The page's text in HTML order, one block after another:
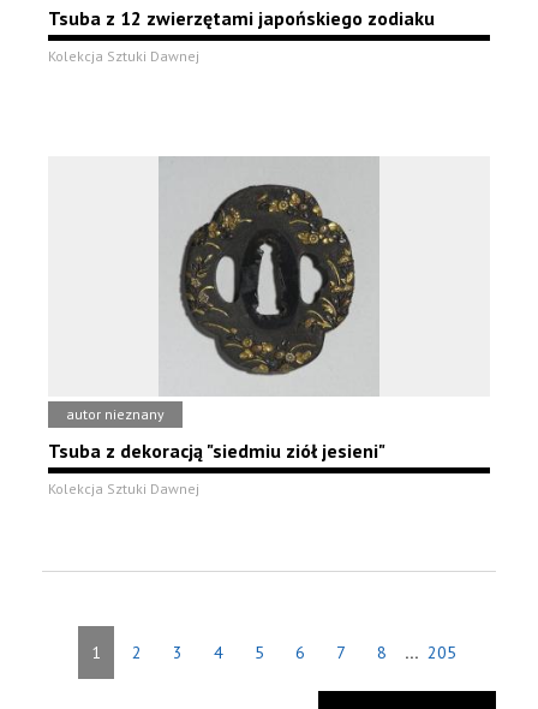
Tsuba z 12 zwierzętami japońskiego zodiaku
Kolekcja Sztuki Dawnej
autor nieznany
Tsuba z dekoracją "siedmiu ziół jesieni"
Kolekcja Sztuki Dawnej
1 2 3 4 5 6 7 8 ... 205